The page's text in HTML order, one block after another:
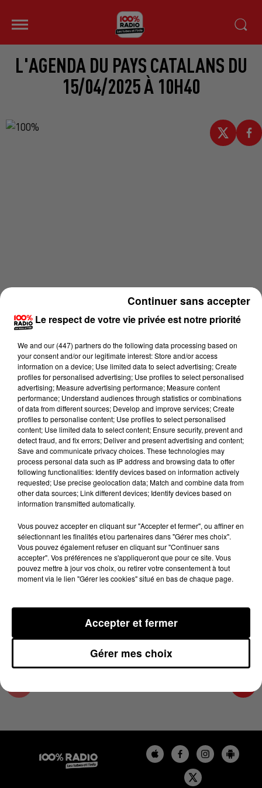
L'AGENDA DU PAYS CATALANS DU
15/04/2025 À 10H40
Lecture (1 min 13 sec)
100%
100% Radio l'agenda du Pays catalans
15 avril 2025 - 1 min 13 sec
L'AGENDA DU PAYS CATALANS DU 15/04/2025
À 10H40
L'agenda du Pays catalan
Le respect de votre vie privée est notre priorité
We and our (447) partnersdo the following data processing based on
your consent and/or our legitimate interest: Store and/or access
information on a device; Use limited data to select advertising; Create
profiles for personalised advertising; Use profiles to select personalised
advertising; Measure advertising performance; Measure content
performance; Understand audiences through statistics or combinations
of data from different sources; Develop and improve services; Create
profiles to personalise content; Use profiles to select personalised
content; Use limited data to select content; Ensure security, prevent and
detect fraud, and fix errors; Deliver and present advertising and content;
Save and communicate privacy choices. These technologies may
process personal data such as IP address and browsing data to offer
following functionalities: Identify devices based on information actively
requested; Use precise geolocation data; Match and combine data from
other data sources; Link different devices; Identify devices based on
information transmitted automatically.
Vous pouvez accepter en cliquant sur "Accepter et fermer", ou affiner en
sélectionnant les finalités et/ou partenaires dans "Gérer mes choix".
Vous pouvez également refuser en cliquant sur "Continuer sans
accepter". Vos préférences ne s'appliqueront que pour ce site. Vous
pouvez mettre à jour vos choix, ou retirer votre consentement à tout
moment via le lien "Gérer les cookies" situé en bas de chaque page.
Gérer mes choix
Accepter et fermer
Continuer sans accepter